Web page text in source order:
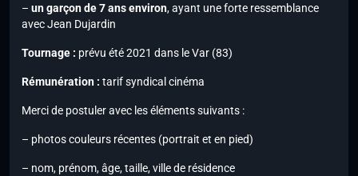
– un garçon de 7 ans environ,ayant une forte ressemblance
avec Jean Dujardin
Tournage : prévu été 2021 dans le Var (83)
Rémunération : tarif syndical cinéma
Merci de postuler avec les éléments suivants :
– photos couleurs récentes (portrait et en pied)
– nom, prénom, âge, taille, ville de résidence